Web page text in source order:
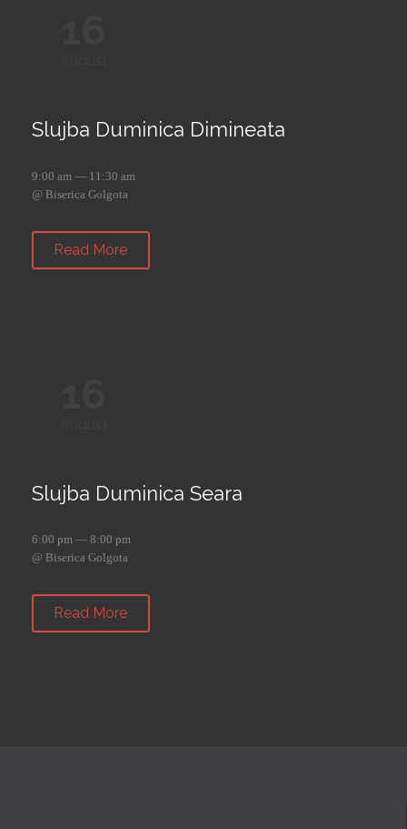
Slujba Duminica Dimineata
9:00 am — 11:30 am
@ Biserica Golgota
Read More
Slujba Duminica Seara
6:00 pm — 8:00 pm
@ Biserica Golgota
Read More